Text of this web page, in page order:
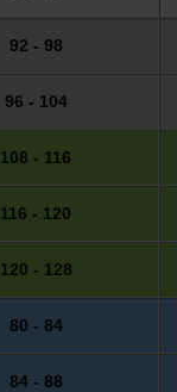
92 - 98
96 - 104
108 - 116
116 - 120
120 - 128
80 - 84
84 - 88